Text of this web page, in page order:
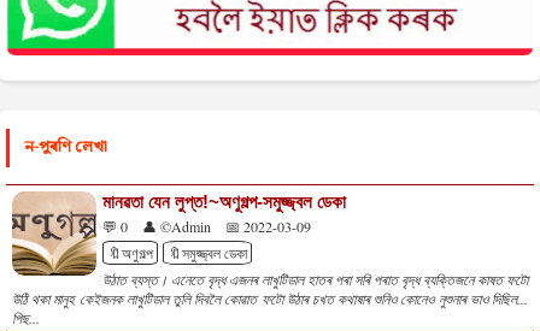
ন-পুৰণি লেখা
মানৱতা যেন লুপ্ত!~অণুগল্প-সমুজ্জ্বল ডেকা
💬 0 👤 ©Admin
📅 2022-03-09
🔖অণুগল্প
🔖সমুজ্জ্বল ডেকা
উঠাত ব্যস্ত। এনেতে বৃদ্ধ এজনৰ লাখুটিডাল হাতৰ পৰা সৰি পৰাত বৃদ্ধ ব্যক্তিজনে কাষত ফটো
উঠি থকা মানুহ কেইজনক লাখুটিডাল তুলি দিবলৈ কোৱাত ফটো উঠাৰ চখত কথাষাৰ শুনিও কোনেও নুশুনাৰ ভাও দিছিল...
পিছ...